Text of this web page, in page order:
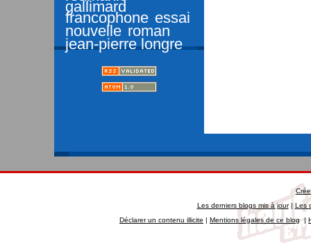
gallimard
francophone essai
nouvelle roman
jean-pierre longre
Les derniers blogs mis à jour|Les
Déclarer un contenu illicite | Mentions légales de ce blog|